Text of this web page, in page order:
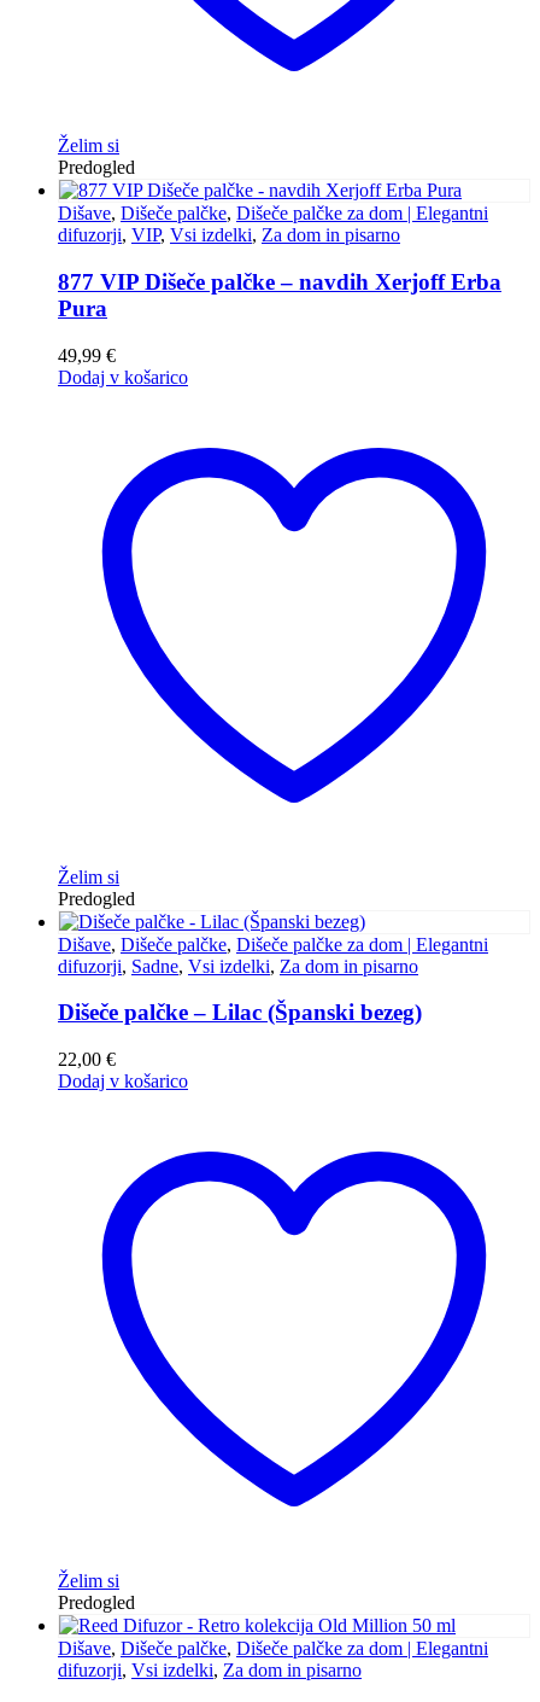
Želim si
Predogled
Dišave, Dišeče palčke, Dišeče palčke za dom | Elegantni
difuzorji, VIP, Vsi izdelki, Za dom in pisarno
877 VIP Dišeče palčke – navdih Xerjoff Erba
Pura
49,99 €
Dodaj v košarico
Želim si
Predogled
Dišave, Dišeče palčke, Dišeče palčke za dom | Elegantni
difuzorji, Sadne, Vsi izdelki, Za dom in pisarno
Dišeče palčke – Lilac (Španski bezeg)
22,00 €
Dodaj v košarico
Želim si
Predogled
Dišave, Dišeče palčke, Dišeče palčke za dom | Elegantni
difuzorji, Vsi izdelki, Za dom in pisarno